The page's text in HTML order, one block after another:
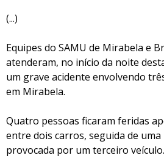
(...)
Equipes do SAMU de Mirabela e
atenderam, no início da noite
um grave acidente envolvendo
em Mirabela.
Quatro pessoas ficaram feridas
entre dois carros, seguida de
provocada por um terceiro veículo.